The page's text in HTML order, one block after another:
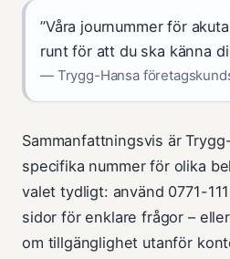
”Våra journummer för
runt för att du ska känna
— Trygg-Hansa
Sammanfattningsvis är
specifika nummer för olika
valet tydligt: använd 0771-
sidor för enklare frågor –
om tillgänglighet utanför